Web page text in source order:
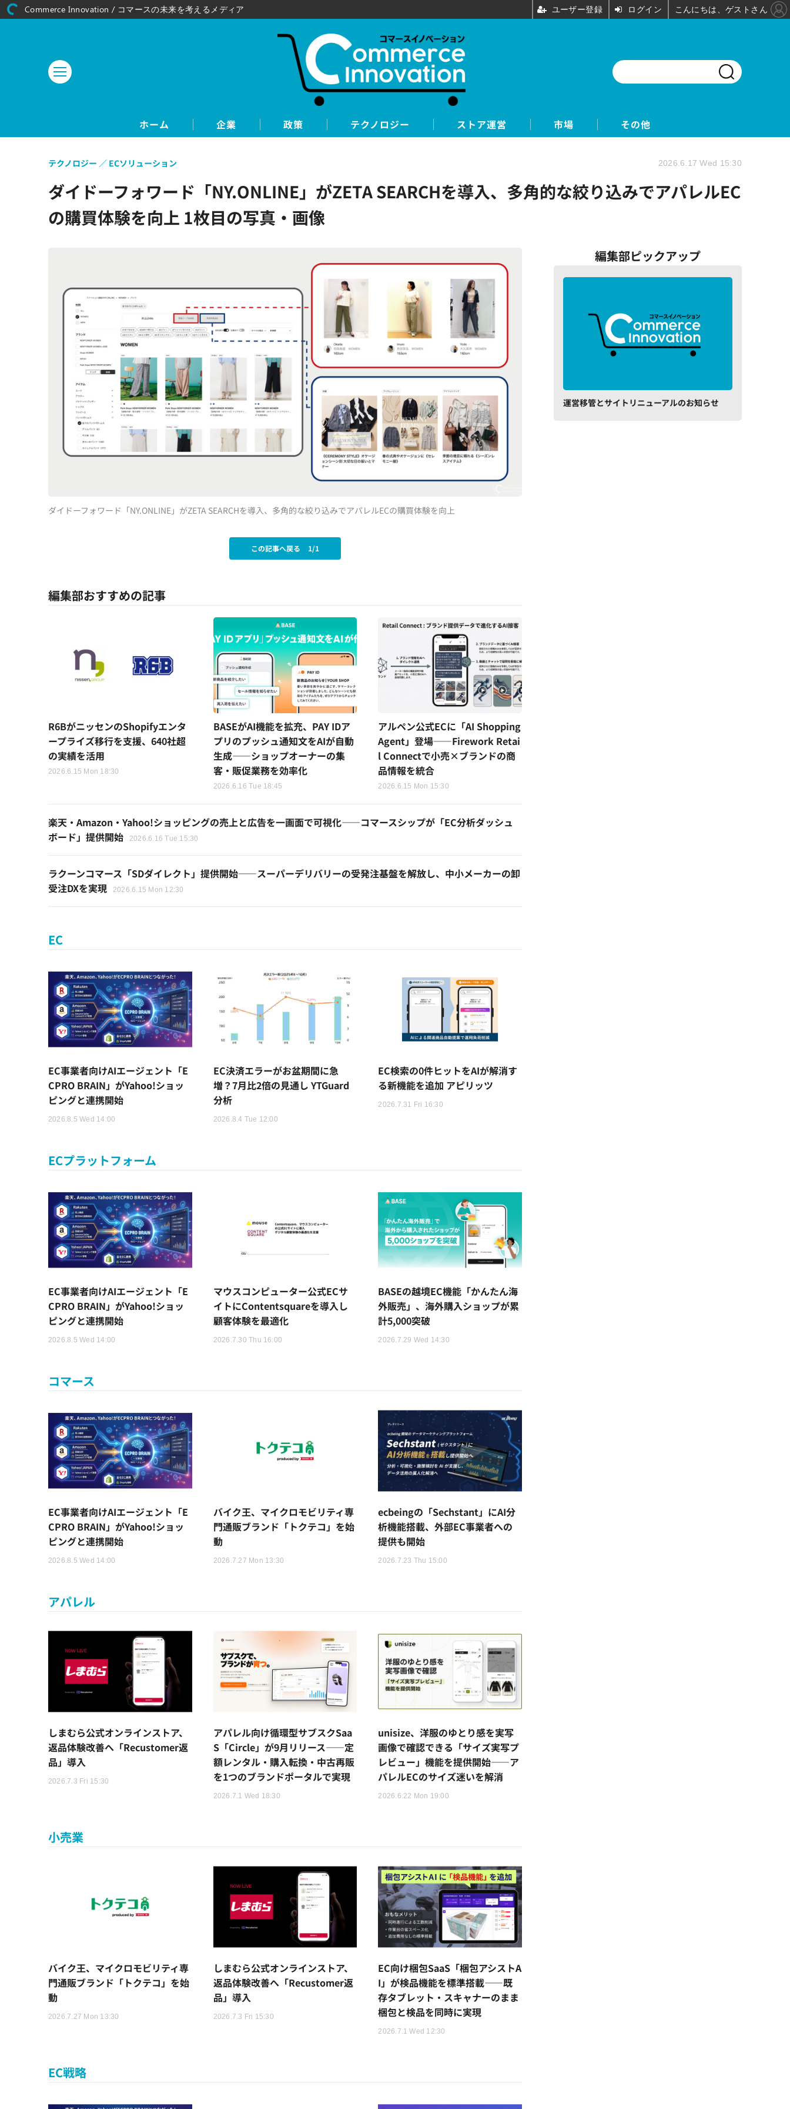
ホーム 企業 政策 テクノロジー ストア運営 市場 その他
ダイドーフォワード「NY.ONLINE」がZETA SEARCHを導入、多角的な絞り込みでアパレルEC
の購買体験を向上 1枚目の写真・画像
テクノロジー ECソリューション 2026.6.17 Wed 15:30
ダイドーフォワード「NY.ONLINE」がZETA SEARCHを導入、多角的な絞り込みでアパレルECの購買体験を向上
この記事へ戻る 1/1
編集部おすすめの記事
R6BがニッセンのShopifyエンタ
ープライズ移行を支援、640社超
の実績を活用
2026.6.15 Mon 18:30
BASEがAI機能を拡充、PAY IDア
プリのプッシュ通知文をAIが自動
生成——ショップオーナーの集
客・販促業務を効率化
2026.6.16 Tue 18:45
アルペン公式ECに「AI Shopping
Agent」登場——Firework Retai
l Connectで小売×ブランドの商
品情報を統合
2026.6.15 Mon 15:30
楽天・Amazon・Yahoo!ショッピングの売上と広告を一画面で可視化——コマースシップが「EC分析ダッシュ
ボード」提供開始
2026.6.16 Tue 15:30
ラクーンコマース「SDダイレクト」提供開始——スーパーデリバリーの受発注基盤を解放し、中小メーカーの卸
受注DXを実現
2026.6.15 Mon 12:30
EC
EC事業者向けAIエージェント「E
CPRO BRAIN」がYahoo!ショッ
ピングと連携開始
2026.8.5 Wed 14:00
EC決済エラーがお盆期間に急
増？7月比2倍の見通し YTGuard
分析
2026.8.4 Tue 12:00
EC検索の0件ヒットをAIが解消す
る新機能を追加 アピリッツ
2026.7.31 Fri 16:30
ECプラットフォーム
EC事業者向けAIエージェント「E
CPRO BRAIN」がYahoo!ショッ
ピングと連携開始
2026.8.5 Wed 14:00
マウスコンピューター公式ECサ
イトにContentsquareを導入し
顧客体験を最適化
2026.7.30 Thu 16:00
BASEの越境EC機能「かんたん海
外販売」、海外購入ショップが累
計5,000突破
2026.7.29 Wed 14:30
コマース
EC事業者向けAIエージェント「E
CPRO BRAIN」がYahoo!ショッ
ピングと連携開始
2026.8.5 Wed 14:00
バイク王、マイクロモビリティ専
門通販ブランド「トクテコ」を始
動
2026.7.27 Mon 13:30
ecbeingの「Sechstant」にAI分
析機能搭載、外部EC事業者への
提供も開始
2026.7.23 Thu 15:00
アパレル
しまむら公式オンラインストア、
返品体験改善へ「Recustomer返
品」導入
2026.7.3 Fri 15:30
アパレル向け循環型サブスクSaa
S「Circle」が9月リリース——定
額レンタル・購入転換・中古再販
を1つのブランドポータルで実現
2026.7.1 Wed 18:30
unisize、洋服のゆとり感を実写
画像で確認できる「サイズ実写プ
レビュー」機能を提供開始——ア
パレルECのサイズ迷いを解消
2026.6.22 Mon 19:00
小売業
バイク王、マイクロモビリティ専
門通販ブランド「トクテコ」を始
動
2026.7.27 Mon 13:30
しまむら公式オンラインストア、
返品体験改善へ「Recustomer返
品」導入
2026.7.3 Fri 15:30
EC向け梱包SaaS「梱包アシストA
I」が検品機能を標準搭載——既
存タブレット・スキャナーのまま
梱包と検品を同時に実現
2026.7.1 Wed 12:30
EC戦略
編集部ピックアップ
運営移管とサイトリニューアルのお知らせ
Commerce Innovation / コマースの未来を考えるメディア ユーザー登録 ログイン こんにちは、ゲストさん